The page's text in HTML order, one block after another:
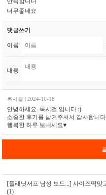
너무좋네요
댓글쓰기
이름
내용
록시걸 | 2024-10-18
안녕하세요. 록시걸 입니다 :)
소중한 후기를 남겨주셔서 감사합니
행복한 하루 보내세요♥
[플래닛서프 남성 보드...]사이즈딱맞
(1)